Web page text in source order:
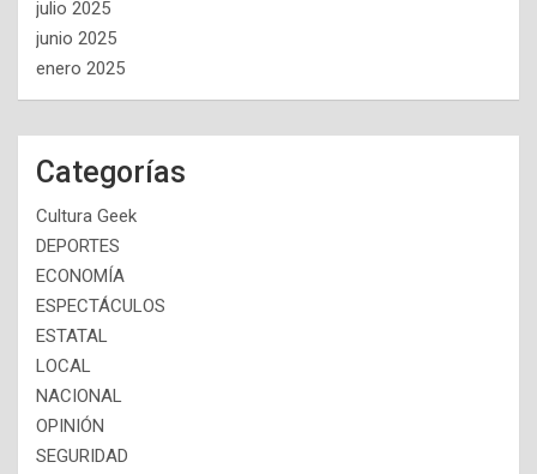
julio 2025
junio 2025
enero 2025
Categorías
Cultura Geek
DEPORTES
ECONOMÍA
ESPECTÁCULOS
ESTATAL
LOCAL
NACIONAL
OPINIÓN
SEGURIDAD